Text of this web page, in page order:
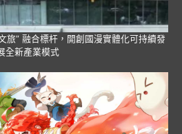
旅” 融合標杆，開創國漫實體化可持續發
全新產業模式